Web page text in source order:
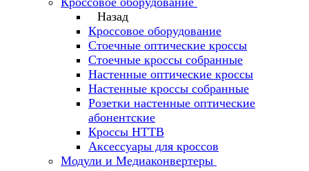
Назад
Кроссовое оборудование
Стоечные оптические кроссы
Стоечные кроссы собранные
Настенные оптические кроссы
Настенные кроссы собранные
Розетки настенные оптические
абонентские
Кроссы HTTB
Аксессуары для кроссов
Модули и Медиаконвертеры